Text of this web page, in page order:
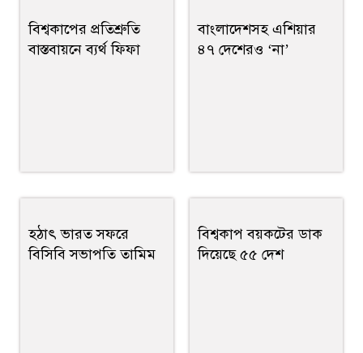
বিশ্বকাপের প্রতিশ্রুতি
বাস্তবায়নে ব্যর্থ ফিফা
বাংলাদেশসহ এশিয়ার
৪৭ দেশেরও ‘না’
হঠাৎ ভারত সফরে
বিসিবি সভাপতি তামিম
বিশ্বকাপ বয়কটের ডাক
দিয়েছে ৫৫ দেশ